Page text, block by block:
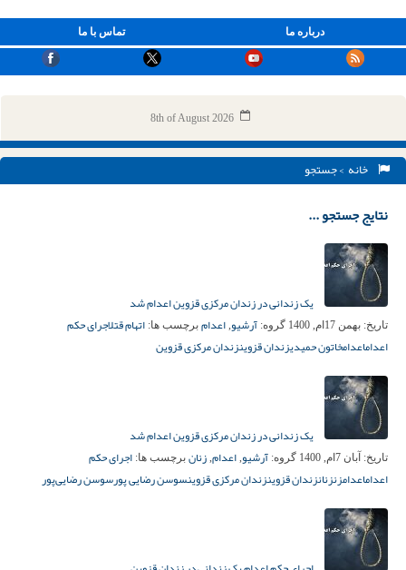
تماس با ما درباره ما
8th of August 2026
خانه > جستجو
نتایج جستجو ...
یک زندانی در زندان مرکزی قزوین اعدام شد
تاریخ: بهمن 17ام, 1400 گروه: آرشیو, اعدام برچسب ها: اتهام قتلاجرای حکم
اعداماعدامخاتون حمیدیزندان قزوینزندان مرکزی قزوین
یک زندانی در زندان مرکزی قزوین اعدام شد
تاریخ: آبان 7ام, 1400 گروه: آرشیو, اعدام, زنان برچسب ها: اجرای حکم
اعداماعدامزنزنانزندان قزوینزندان مرکزی قزوینسوسن رضایی‌ پورسوسن رضایی‌پور